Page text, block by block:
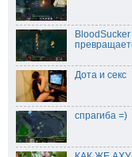
Дота и секс
спрагиба =)